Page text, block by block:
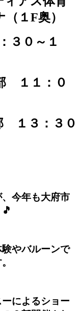
１F奥）
３０～１
１１：０
３０
今年も大府市
やバルーンで
によるショー